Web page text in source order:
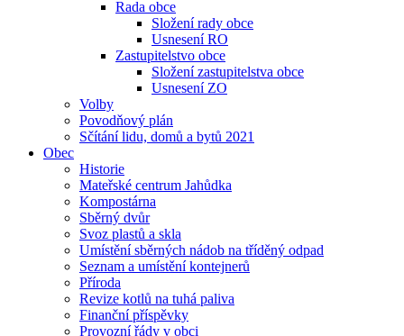
Rada obce
Složení rady obce
Usnesení RO
Zastupitelstvo obce
Složení zastupitelstva obce
Usnesení ZO
Volby
Povodňový plán
Sčítání lidu, domů a bytů 2021
Obec
Historie
Mateřské centrum Jahůdka
Kompostárna
Sběrný dvůr
Svoz plastů a skla
Umístění sběrných nádob na tříděný odpad
Seznam a umístění kontejnerů
Příroda
Revize kotlů na tuhá paliva
Finanční příspěvky
Provozní řády v obci